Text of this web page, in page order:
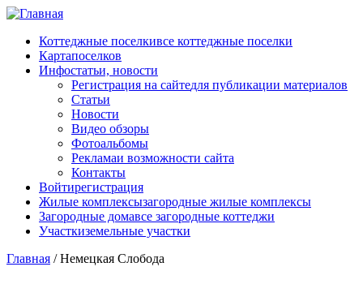
Перейти к основному содержанию
Коттеджные поселкивсе коттеджные поселки
Картапоселков
Инфостатьи, новости
Регистрация на сайтедля публикации материалов
Статьи
Новости
Видео обзоры
Фотоальбомы
Рекламаи возможности сайта
Контакты
Войтирегистрация
Жилые комплексызагородные жилые комплексы
Загородные домавсе загородные коттеджи
Участкиземельные участки
Главная /Немецкая Слобода